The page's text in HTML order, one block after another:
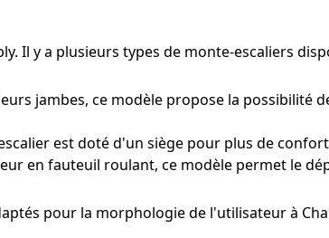
Il y a plusieurs types de monte-escaliers
jambes, ce modèle propose la possibilité
est doté d'un siège pour plus de
en fauteuil roulant, ce modèle permet le
pour la morphologie de l'utilisateur à